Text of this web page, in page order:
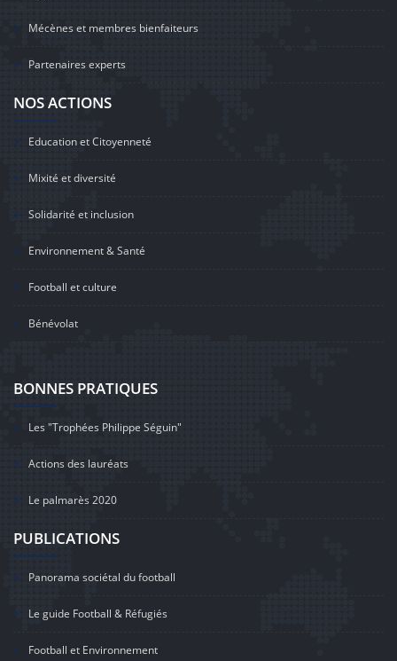
Mécènes et membres bienfaiteurs
Partenaires experts
NOS ACTIONS
Education et Citoyenneté
Mixité et diversité
Solidarité et inclusion
Environnement & Santé
Football et culture
Bénévolat
BONNES PRATIQUES
Les "Trophées Philippe Séguin"
Actions des lauréats
Le palmarès 2020
PUBLICATIONS
Panorama sociétal du football
Le guide Football & Réfugiés
Football et Environnement